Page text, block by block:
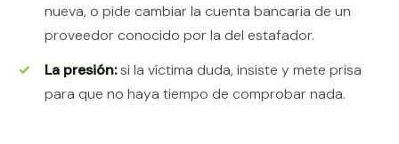
nueva, o pide cambiar la cuenta bancaria de un
proveedor conocido por la del estafador.
La presión:si la víctima duda, insiste y mete prisa
para que no haya tiempo de comprobar nada.